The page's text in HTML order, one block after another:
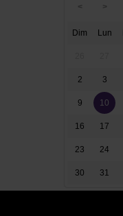
Dim Lun
2 3
9 10
16 17
23 24
30 31